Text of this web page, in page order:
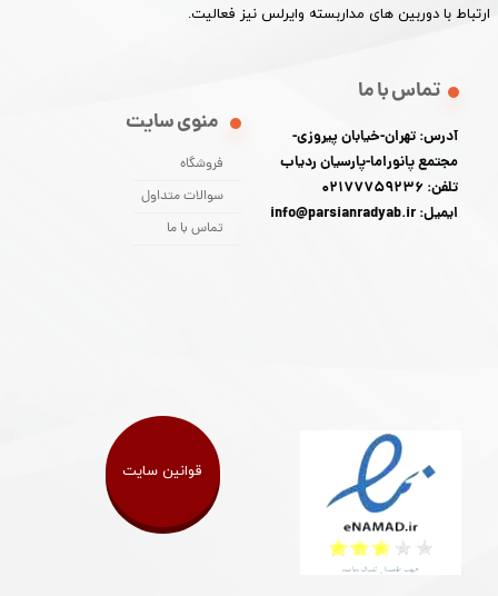
ارتباط با دوربین های مداربسته وایرلس نیز فعالیت.​​​​​​​
منوی سایت
فروشگاه
سوالات متداول
تماس با ما
تماس با ما
آدرس: تهران-خیابان پیروزی-
مجتمع پانوراما-پارسیان ردیاب
تلفن: 02177759236
ایمیل: info@parsianradyab.ir
قوانین سایت